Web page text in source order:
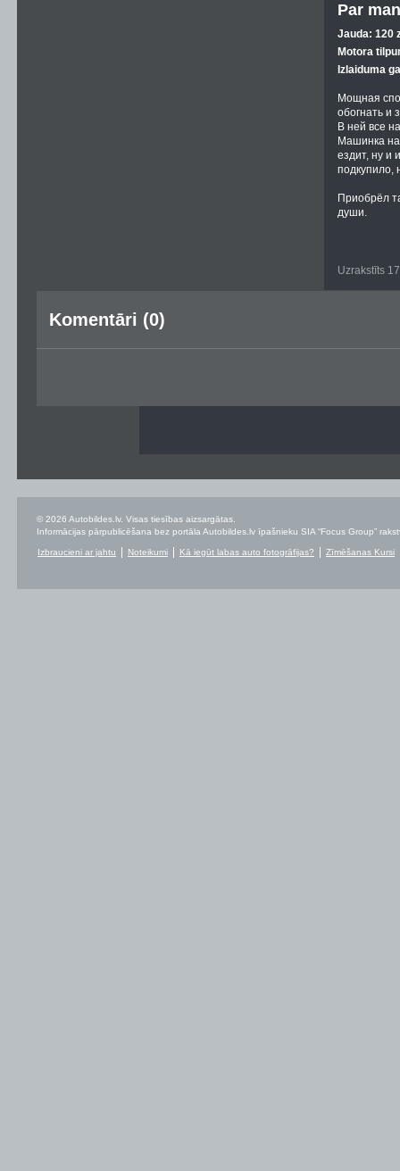
Par
Jauda: 120
Motora
Izlaiduma
Мощная
обогнать и
В ней все
Машинка
ездит, ну и
подкупило,
Приобрёл
души.
Uzrakstīts
Komentāri (0)
© 2026 Autobildes.lv. Visas tiesības aizsargātas.
Informācijas pārpublicēšana bez portāla Autobildes.lv īpašnieku SIA “Focus Group”
Izbraucieni ar jahtu Noteikumi Kā iegūt labas auto fotogrāfijas? Zīmēšanas Kursi